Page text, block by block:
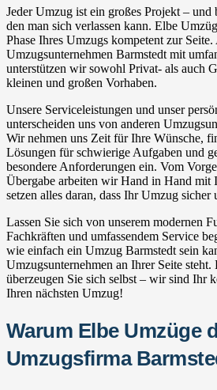
Jeder Umzug ist ein großes Projekt – und
den man sich verlassen kann. Elbe
Phase Ihres Umzugs kompetent zur Seite.
Umzugsunternehmen Barmstedt mit
unterstützen wir sowohl Privat- als auch
kleinen und großen Vorhaben.
Unsere Serviceleistungen und unser
unterscheiden uns von anderen
Wir nehmen uns Zeit für Ihre Wünsche,
Lösungen für schwierige Aufgaben und
besondere Anforderungen ein. Vom
Übergabe arbeiten wir Hand in Hand mit
setzen alles daran, dass Ihr Umzug sicher
Lassen Sie sich von unserem modernen
Fachkräften und umfassendem Service
wie einfach ein Umzug Barmstedt sein
Umzugsunternehmen an Ihrer Seite
überzeugen Sie sich selbst – wir sind Ihr
Ihren nächsten Umzug!
Warum Elbe Umzüge
Umzugsfirma